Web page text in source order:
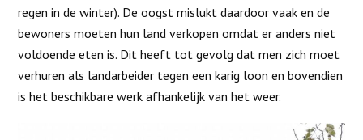
regen in de winter). De oogst mislukt daardoor vaak en de
bewoners moeten hun land verkopen omdat er anders niet
voldoende eten is. Dit heeft tot gevolg dat men zich moet
verhuren als landarbeider tegen een karig loon en bovendien
is het beschikbare werk afhankelijk van het weer.